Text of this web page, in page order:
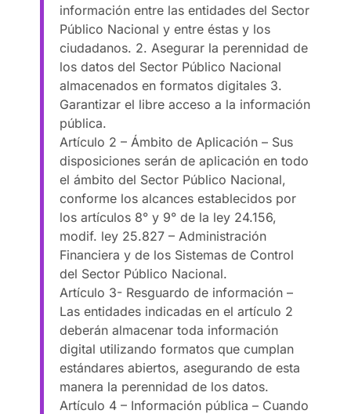
información entre las entidades del Sector
Público Nacional y entre éstas y los
ciudadanos. 2. Asegurar la perennidad de
los datos del Sector Público Nacional
almacenados en formatos digitales 3.
Garantizar el libre acceso a la información
pública.
Artículo 2 – Ámbito de Aplicación – Sus
disposiciones serán de aplicación en todo
el ámbito del Sector Público Nacional,
conforme los alcances establecidos por
los artículos 8° y 9° de la ley 24.156,
modif. ley 25.827 – Administración
Financiera y de los Sistemas de Control
del Sector Público Nacional.
Artículo 3- Resguardo de información –
Las entidades indicadas en el artículo 2
deberán almacenar toda información
digital utilizando formatos que cumplan
estándares abiertos, asegurando de esta
manera la perennidad de los datos.
Artículo 4 – Información pública – Cuando